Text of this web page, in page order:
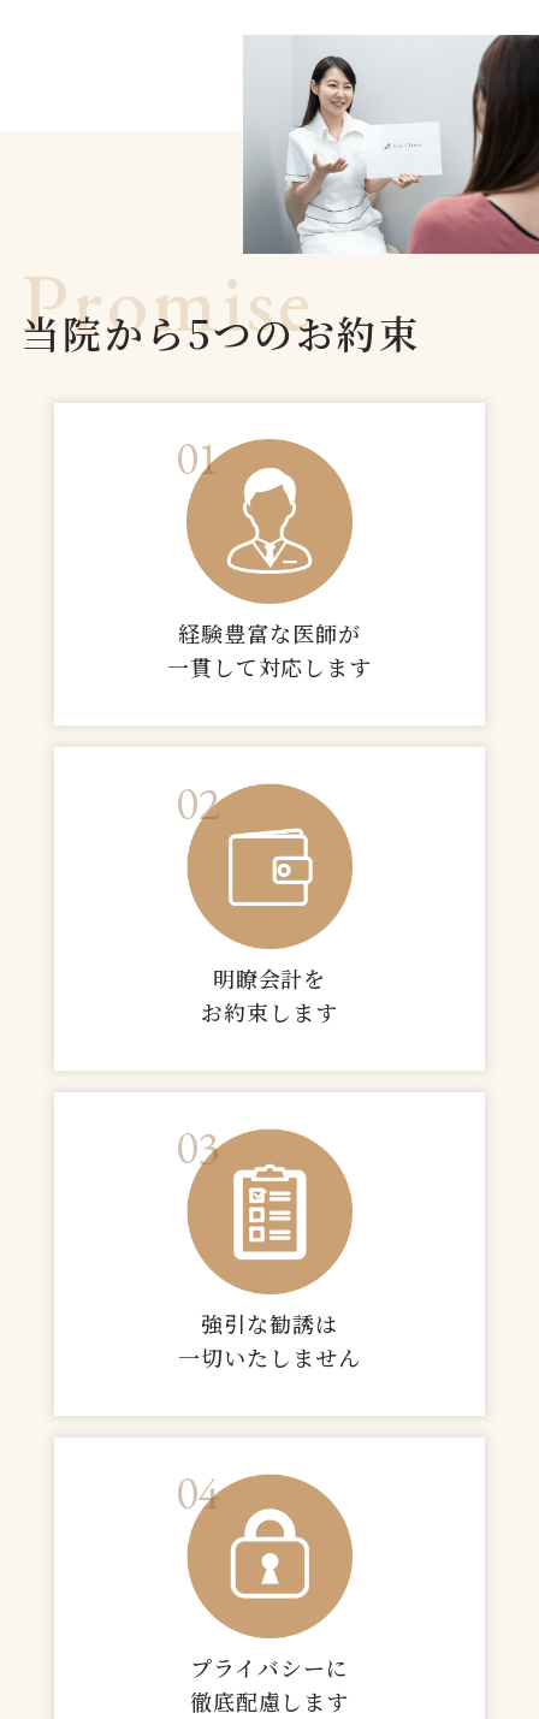
Promise
当院から5つのお約束
01
経験豊富な医師が
一貫して対応します
02
明瞭会計を
お約束します
03
強引な勧誘は
一切いたしません
04
プライバシーに
徹底配慮します